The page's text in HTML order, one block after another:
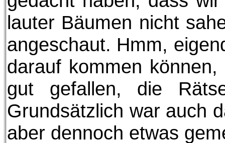
lauter Bäumen nicht
angeschaut. Hmm,
darauf kommen
gut gefallen, die
Grundsätzlich war auch
aber dennoch etwas